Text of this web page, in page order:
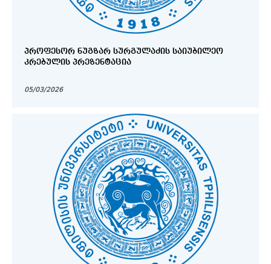
ᲞᲠᲝᲤᲔᲡᲝᲠ ᲜᲣᲒᲖᲐᲠ ᲡᲣᲠᲒᲣᲚᲐᲫᲘᲡ ᲡᲐᲘᲣᲑᲘᲚᲔᲝ
ᲙᲠᲔᲑᲣᲚᲘᲡ ᲞᲠᲔᲖᲔᲜᲢᲐᲪᲘᲐ
05/03/2026